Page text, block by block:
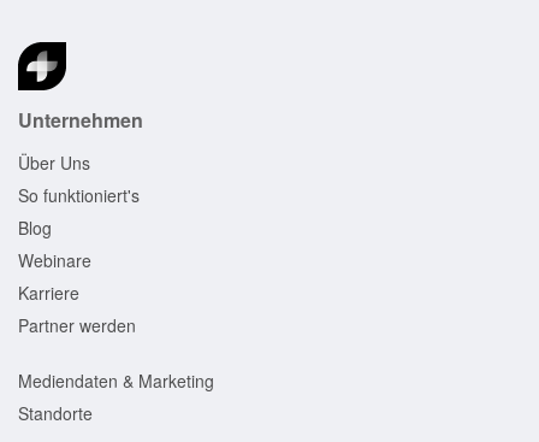
Unternehmen
Über Uns
So funktioniert's
Blog
Webinare
Karriere
Partner werden
Mediendaten & Marketing
Standorte